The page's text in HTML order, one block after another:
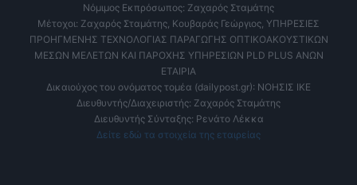
Νόμιμος Εκπρόσωπος: Ζαχαρός Σταμάτης
Μέτοχοι: Ζαχαρός Σταμάτης, Κουβαράς Γεώργιος, ΥΠΗΡΕΣΙΕΣ
ΠΡΟΗΓΜΕΝΗΣ ΤΕΧΝΟΛΟΓΙΑΣ ΠΑΡΑΓΩΓΗΣ ΟΠΤΙΚΟΑΚΟΥΣΤΙΚΩΝ
ΜΕΣΩΝ ΜΕΛΕΤΩΝ ΚΑΙ ΠΑΡΟΧΗΣ ΥΠΗΡΕΣΙΩΝ PLD PLUS ΑΝΩΝ
ΕΤΑΙΡΙΑ
Δικαιούχος του ονόματος τομέα (dailypost.gr): ΝΟΗΣΙΣ ΙΚΕ
Διευθυντής/Διαχειριστής: Ζαχαρός Σταμάτης
Διευθυντής Σύνταξης: Ρενάτο Λέκκα
Δείτε εδώ τα στοιχεία της εταιρείας